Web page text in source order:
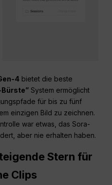
4 bietet die beste
System ermöglicht
für bis zu fünf
einzigen Bild zu zeichnen.
war etwas, das Sora-
aber nie erhalten haben.
Stern für
Clips